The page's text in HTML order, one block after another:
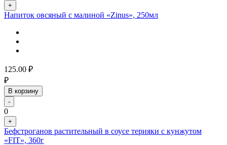
+
Напиток овсяный с малиной «Zinus», 250мл
125.00 ₽
₽
В корзину
-
0
+
Бефстроганов растительный в соусе терияки с кунжутом
«FIT», 360г